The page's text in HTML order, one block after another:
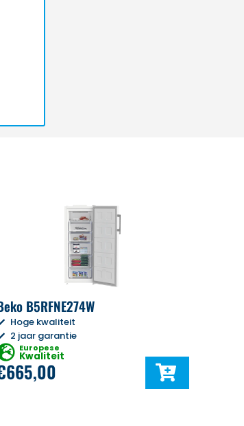
B5RFNE274W
Hoge kwaliteit
2 jaar garantie
Europese
Kwaliteit
665,00